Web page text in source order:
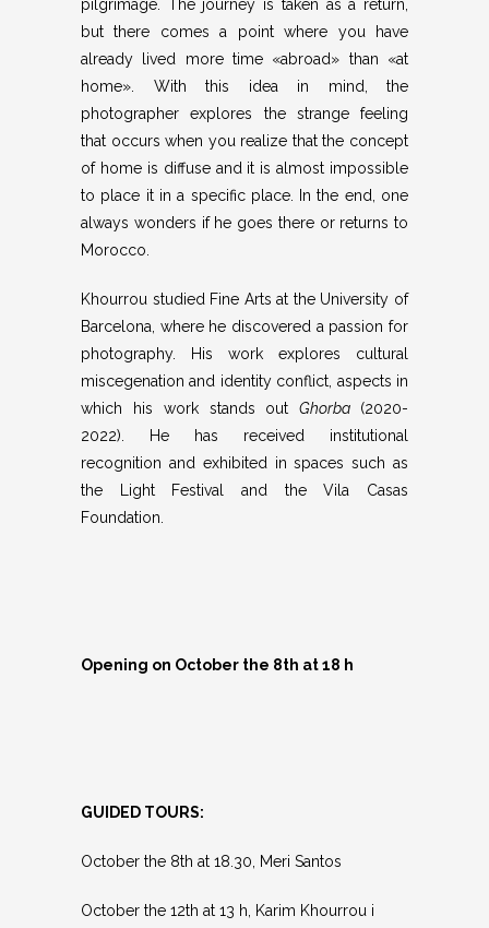
pilgrimage. The journey is taken as a return,
but there comes a point where you have
already lived more time «abroad» than «at
home». With this idea in mind, the
photographer explores the strange feeling
that occurs when you realize that the concept
of home is diffuse and it is almost impossible
to place it in a specific place. In the end, one
always wonders if he goes there or returns to
Morocco.
Khourrou studied Fine Arts at the University of
Barcelona, ​​where he discovered a passion for
photography. His work explores cultural
miscegenation and identity conflict, aspects in
which his work stands outGhorba (2020-
2022). He has received institutional
recognition and exhibited in spaces such as
the Light Festival and the Vila Casas
Foundation.
Opening on October the 8th at 18 h
GUIDED TOURS:
October the 8th at 18.30, Meri Santos
October the 12th at 13 h,
Karim Khourrou i